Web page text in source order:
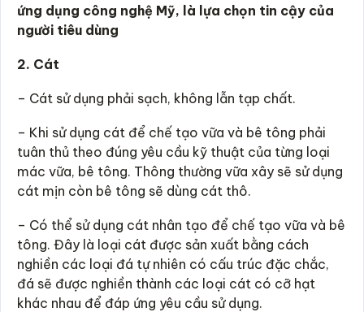
ứng dụng công nghệ Mỹ, là lựa chọn tin cậy của
người tiêu dùng
2. Cát
– Cát sử dụng phải sạch, không lẫn tạp chất.
– Khi sử dụng cát để chế tạo vữa và bê tông phải
tuân thủ theo đúng yêu cầu kỹ thuật của từng loại
mác vữa, bê tông. Thông thường vữa xây sẽ sử dụng
cát mịn còn bê tông sẽ dùng cát thô.
– Có thể sử dụng cát nhân tạo để chế tạo vữa và bê
tông. Đây là loại cát được sản xuất bằng cách
nghiền các loại đá tự nhiên có cấu trúc đặc chắc,
đá sẽ được nghiền thành các loại cát có cỡ hạt
khác nhau để đáp ứng yêu cầu sử dụng.